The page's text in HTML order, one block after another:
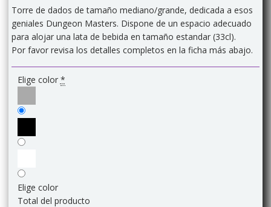
Torre de dados de tamaño mediano/grande, dedicada a esos
geniales Dungeon Masters. Dispone de un espacio adecuado
para alojar una lata de bebida en tamaño estandar (33cl).
Por favor revisa los detalles completos en la ficha más abajo.
Elige color *
Elige color
Total del producto